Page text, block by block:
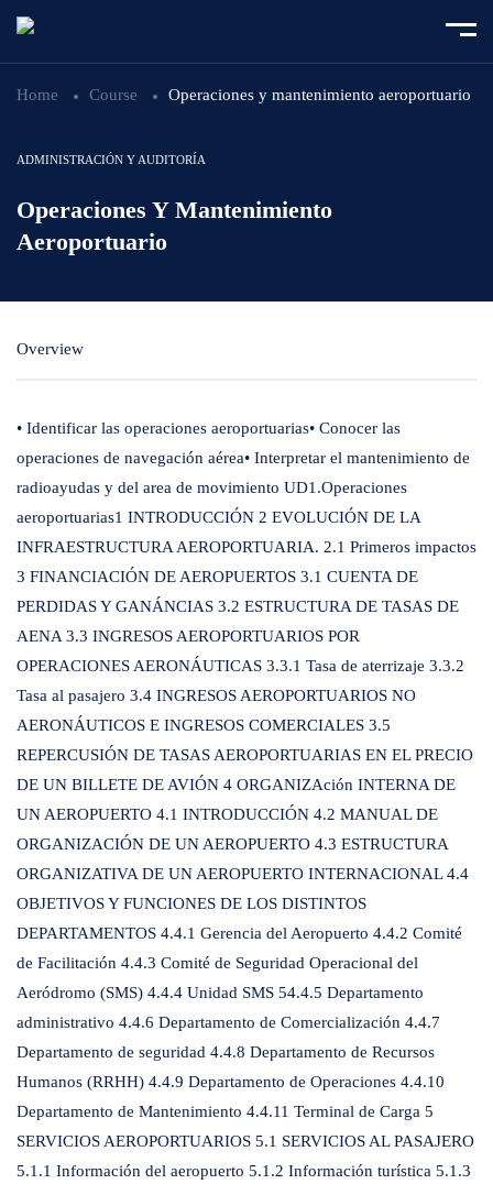
Home Course Operaciones y mantenimiento aeroportuario
ADMINISTRACIÓN Y AUDITORÍA
Operaciones Y Mantenimiento
Aeroportuario
Overview
• Identificar las operaciones aeroportuarias• Conocer las
operaciones de navegación aérea• Interpretar el mantenimiento de
radioayudas y del area de movimiento UD1.Operaciones
aeroportuarias1 INTRODUCCIÓN 2 EVOLUCIÓN DE LA
INFRAESTRUCTURA AEROPORTUARIA. 2.1 Primeros impactos
3 FINANCIACIÓN DE AEROPUERTOS 3.1 CUENTA DE
PERDIDAS Y GANÁNCIAS 3.2 ESTRUCTURA DE TASAS DE
AENA 3.3 INGRESOS AEROPORTUARIOS POR
OPERACIONES AERONÁUTICAS 3.3.1 Tasa de aterrizaje 3.3.2
Tasa al pasajero 3.4 INGRESOS AEROPORTUARIOS NO
AERONÁUTICOS E INGRESOS COMERCIALES 3.5
REPERCUSIÓN DE TASAS AEROPORTUARIAS EN EL PRECIO
DE UN BILLETE DE AVIÓN 4 ORGANIZAción INTERNA DE
UN AEROPUERTO 4.1 INTRODUCCIÓN 4.2 MANUAL DE
ORGANIZACIÓN DE UN AEROPUERTO 4.3 ESTRUCTURA
ORGANIZATIVA DE UN AEROPUERTO INTERNACIONAL 4.4
OBJETIVOS Y FUNCIONES DE LOS DISTINTOS
DEPARTAMENTOS 4.4.1 Gerencia del Aeropuerto 4.4.2 Comité
de Facilitación 4.4.3 Comité de Seguridad Operacional del
Aeródromo (SMS) 4.4.4 Unidad SMS 54.4.5 Departamento
administrativo 4.4.6 Departamento de Comercialización 4.4.7
Departamento de seguridad 4.4.8 Departamento de Recursos
Humanos (RRHH) 4.4.9 Departamento de Operaciones 4.4.10
Departamento de Mantenimiento 4.4.11 Terminal de Carga 5
SERVICIOS AEROPORTUARIOS 5.1 SERVICIOS AL PASAJERO
5.1.1 Información del aeropuerto 5.1.2 Información turística 5.1.3